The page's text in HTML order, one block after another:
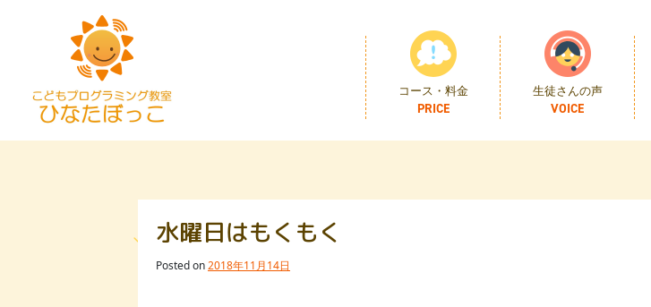
コース・料金 生徒さんの声
水曜日はもくもく
Posted on2018年11月14日